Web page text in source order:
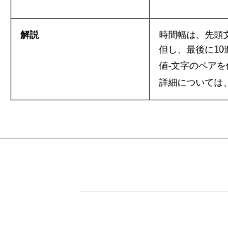
解説
時間幅は、先頭
但し、最後に10
値-文字のペア
詳細については